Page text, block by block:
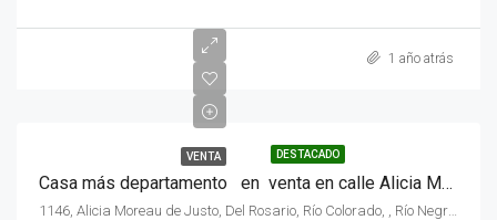
1 año atrás
DESTACADO
VENTA
Casa más departamento en venta en calle Alicia Moreau De Justo Nº 1146 , Rio Colorado, Rio Negro
1146, Alicia Moreau de Justo, Del Rosario, Río Colorado, , Río Negro, 8138, Argentina